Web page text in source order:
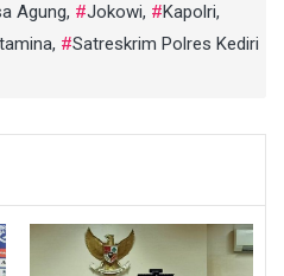
Agung, Jokowi, Kapolri,
,
Satreskrim Polres Kediri